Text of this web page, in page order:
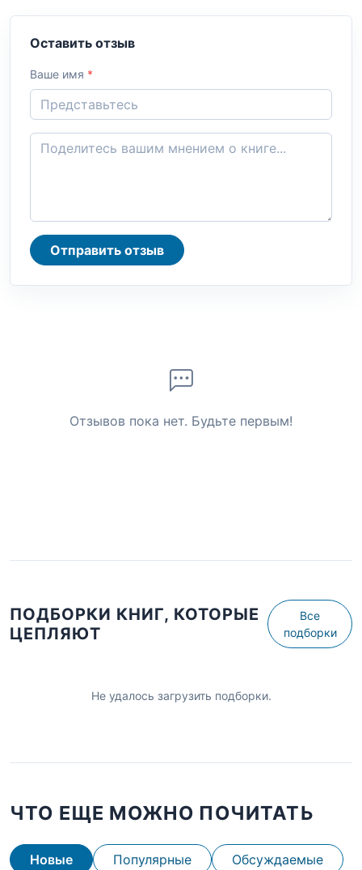
Оставить отзыв
Ваше имя *
Отправить отзыв
Отзывов пока нет. Будьте первым!
ПОДБОРКИ КНИГ, КОТОРЫЕ
ЦЕПЛЯЮТ
Все
подборки
Не удалось загрузить подборки.
ЧТО ЕЩЕ МОЖНО ПОЧИТАТЬ
Новые Популярные Обсуждаемые